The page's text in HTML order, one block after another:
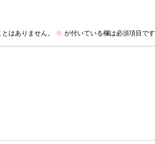
はありません。 ※ が付いている欄は必須項目です